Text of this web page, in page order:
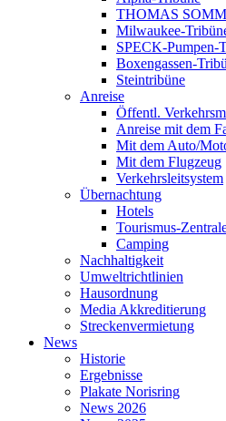
THOMAS
Milwaukee-
SPECK-Pumpen-
Boxengassen-
Steintribüne
Anreise
Öffentl.
Anreise mit dem
Mit dem Auto/
Mit dem Flugzeug
Verkehrsleitsystem
Übernachtung
Hotels
Tourismus-
Camping
Nachhaltigkeit
Umweltrichtlinien
Hausordnung
Media Akkreditierung
Streckenvermietung
News
Historie
Ergebnisse
Plakate Norisring
News 2026